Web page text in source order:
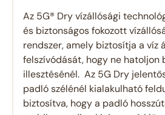
Az 5G® Dry vízállósági
és biztonságos fokozott
rendszer, amely biztosítja a víz
felszívódását, hogy ne hatoljon
illesztésénél. Az 5G Dry
padló szélénél kialakulható
biztosítva, hogy a padló